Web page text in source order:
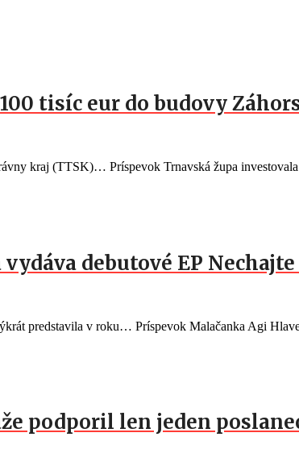
tisíc eur do budovy
kraj (TTSK)… Príspevok Trnavská župa
debutové EP
predstavila v roku… Príspevok Malačanka Agi
podporil len jeden